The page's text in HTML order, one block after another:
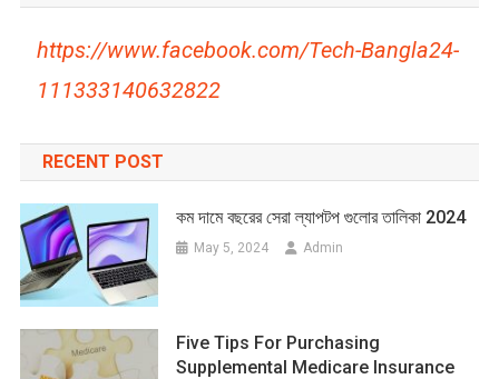
https://www.facebook.com/Tech-Bangla24-
111333140632822
RECENT POST
কম দামে বছরের সেরা ল্যাপটপ গুলোর তালিকা 2024
May 5, 2024 Admin
Five Tips For Purchasing
Supplemental Medicare Insurance